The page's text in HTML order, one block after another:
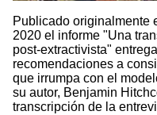
Publicado originalmente
2020 el informe "Una
post-extractivista"
recomendaciones a
que irrumpa con el
su autor, Benjamin
transcripción de la